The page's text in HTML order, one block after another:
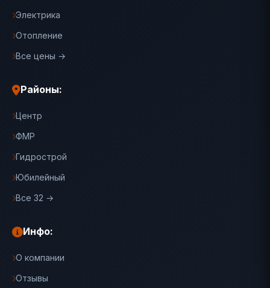
Электрика
Отопление
Все цены →
Районы:
Центр
ФМР
Гидрострой
Юбилейный
Все 32 →
Инфо:
О компании
Отзывы